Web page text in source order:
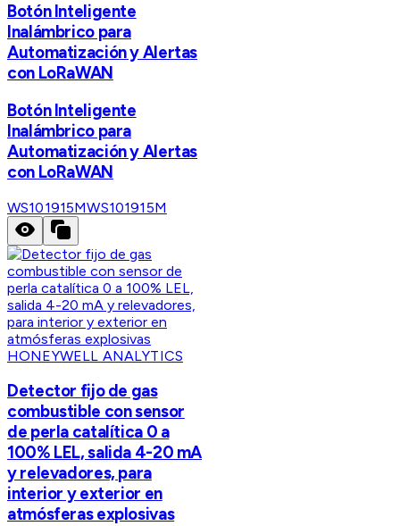
Botón Inteligente
Inalámbrico para
Automatización y Alertas
con LoRaWAN
Botón Inteligente
Inalámbrico para
Automatización y Alertas
con LoRaWAN
WS101915MWS101915M
HONEYWELL ANALYTICS
Detector fijo de gas
combustible con sensor
de perla catalítica 0 a
100% LEL, salida 4-20 mA
y relevadores, para
interior y exterior en
atmósferas explosivas